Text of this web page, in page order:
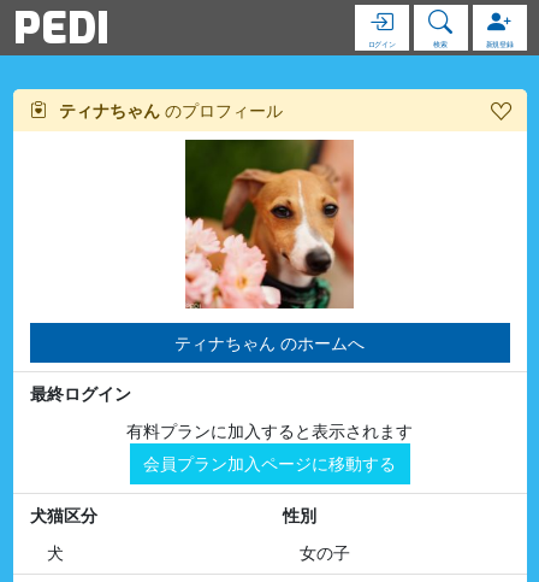
PEDI ログイン 検索 新規登録
ティナちゃん のプロフィール
ティナちゃん のホームへ
最終ログイン
有料プランに加入すると表示されます
会員プラン加入ページに移動する
犬猫区分
犬
性別
女の子